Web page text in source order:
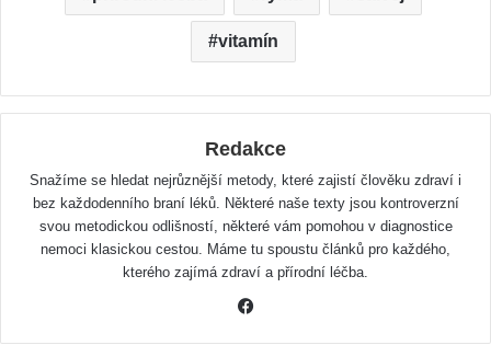
vitamín
Redakce
Snažíme se hledat nejrůznější metody, které zajistí člověku zdraví i
bez každodenního braní léků. Některé naše texty jsou kontroverzní
svou metodickou odlišností, některé vám pomohou v diagnostice
nemoci klasickou cestou. Máme tu spoustu článků pro každého,
kterého zajímá zdraví a přírodní léčba.